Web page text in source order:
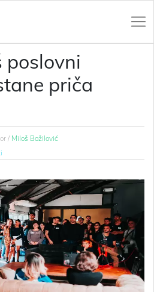
poslovni
priča
/ Miloš Božilović